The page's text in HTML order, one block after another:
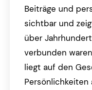
Beiträge und
sichtbar und
über
verbunden
liegt auf den
Persönlichkeiten